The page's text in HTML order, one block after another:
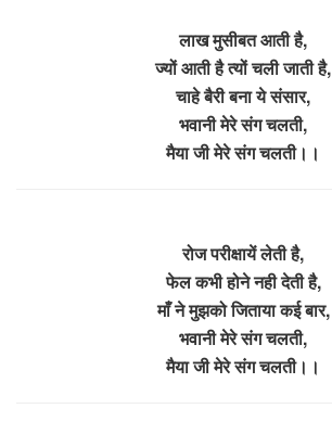
लाख मुसीबत आती है,
ज्यों आती है त्यों चली जाती है,
चाहे बैरी बना ये संसार,
भवानी मेरे संग चलती,
मैया जी मेरे संग चलती।।
रोज परीक्षायें लेती है,
फेल कभी होने नही देती है,
माँ ने मुझको जिताया कई बार,
भवानी मेरे संग चलती,
मैया जी मेरे संग चलती।।